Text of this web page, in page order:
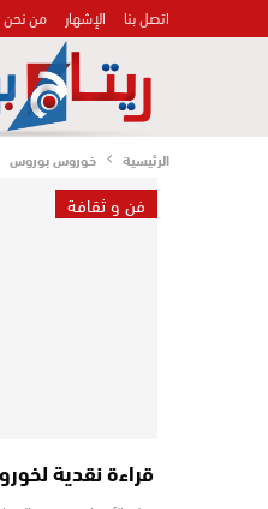
اتصل بنا الإشهار من
الرئيسية خوروس بوروس
فن و ثقافة
قراءة نقدية